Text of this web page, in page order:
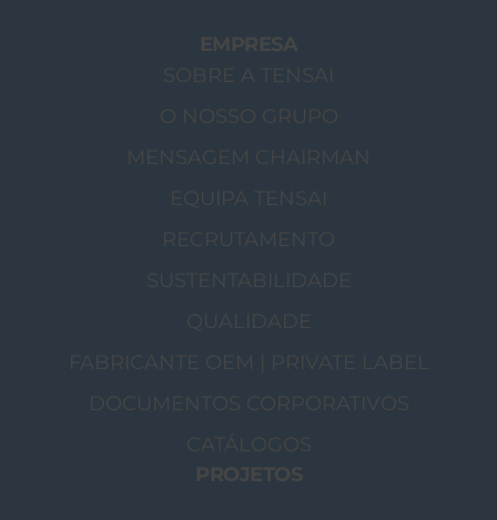
EMPRESA
SOBRE A TENSAI
O NOSSO GRUPO
MENSAGEM CHAIRMAN
EQUIPA TENSAI
RECRUTAMENTO
SUSTENTABILIDADE
QUALIDADE
FABRICANTE OEM | PRIVATE LABEL
DOCUMENTOS CORPORATIVOS
CATÁLOGOS
PROJETOS